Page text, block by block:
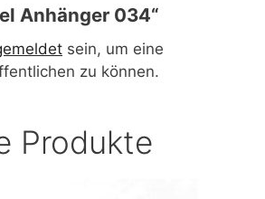
Anhänger 034“
sein, um eine
zu können.
Produkte